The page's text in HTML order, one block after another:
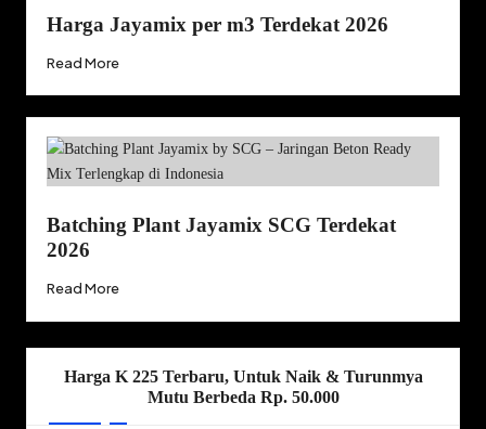
Harga Jayamix per m3 Terdekat 2026
Read More
Batching Plant Jayamix SCG Terdekat
2026
Read More
Harga K 225 Terbaru, Untuk Naik & Turunmya
Mutu Berbeda Rp. 50.000